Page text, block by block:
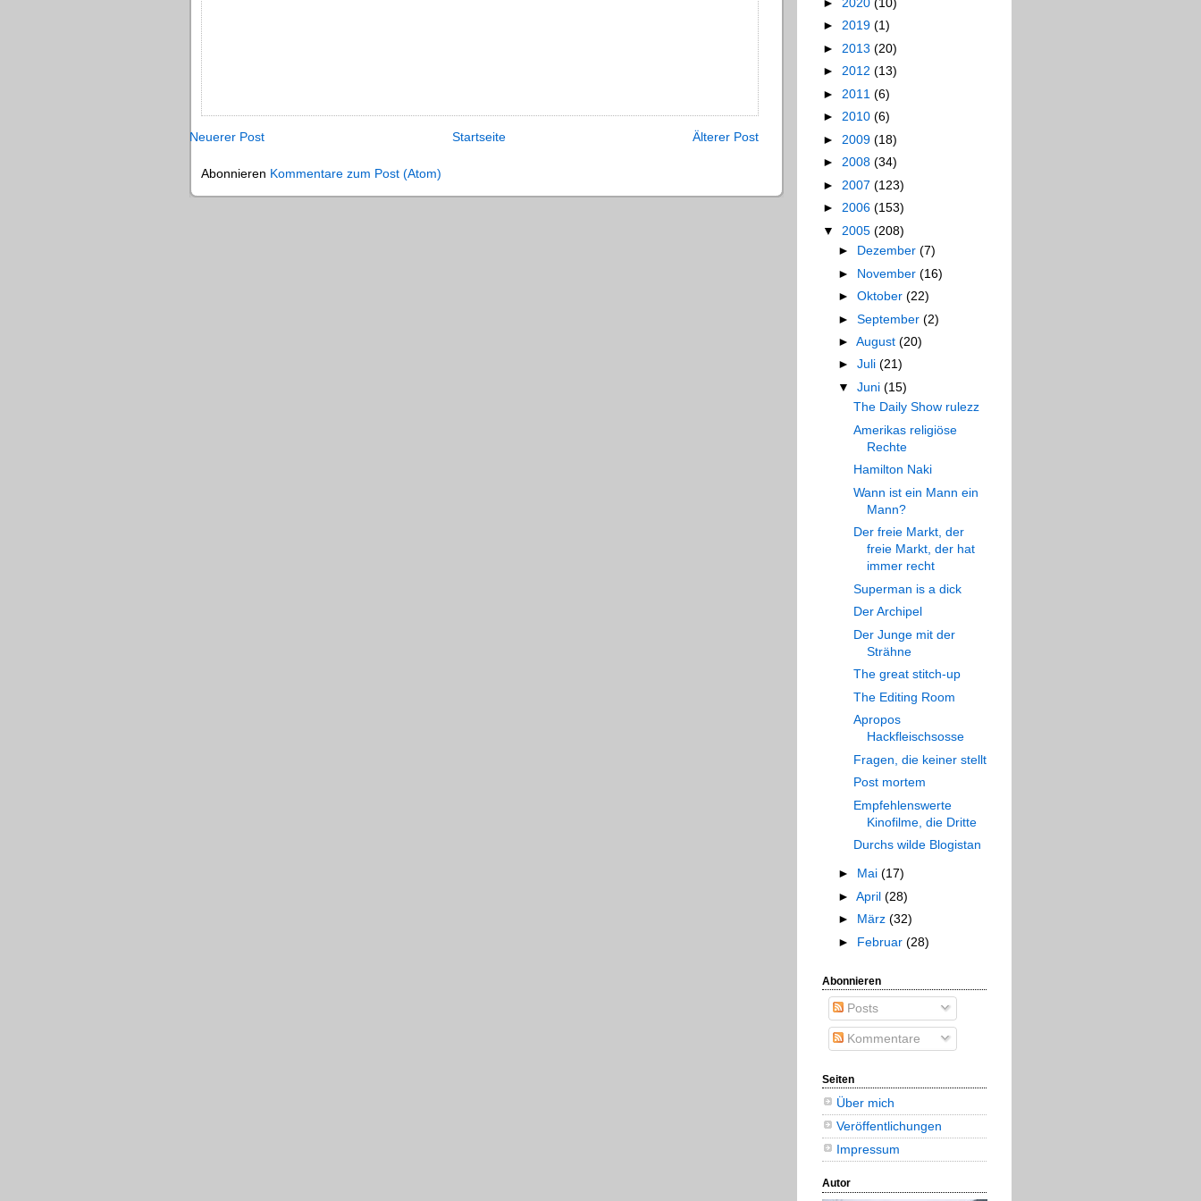
Neuerer Post Älterer Post
Startseite
Abonnieren Kommentare zum Post (Atom)
► 2019 (1)
► 2013 (20)
► 2012 (13)
► 2011 (6)
► 2010 (6)
► 2009 (18)
► 2008 (34)
► 2007 (123)
► 2006 (153)
▼ 2005 (208)
► Dezember (7)
► November (16)
► Oktober (22)
► September (2)
► August (20)
► Juli (21)
▼ Juni (15)
The Daily Show rulezz
Amerikas religiöse
Rechte
Hamilton Naki
Wann ist ein Mann ein
Mann?
Der freie Markt, der
freie Markt, der hat
immer recht
Superman is a dick
Der Archipel
Der Junge mit der
Strähne
The great stitch-up
The Editing Room
Apropos
Hackfleischsosse
Fragen, die keiner stellt
Post mortem
Empfehlenswerte
Kinofilme, die Dritte
Durchs wilde Blogistan
► Mai (17)
► April (28)
► März (32)
► Februar (28)
Abonnieren
Posts
Kommentare
Seiten
Über mich
Veröffentlichungen
Impressum
Autor